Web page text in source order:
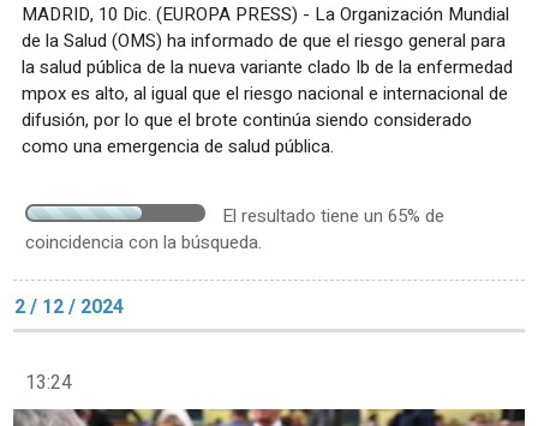
MADRID, 10 Dic. (EUROPA PRESS) - La Organización Mundial
de la Salud (OMS) ha informado de que el riesgo general para
la salud pública de la nueva variante clado Ib de la enfermedad
mpox es alto, al igual que el riesgo nacional e internacional de
difusión, por lo que el brote continúa siendo considerado
como una emergencia de salud pública.
El resultado tiene un 65% de
coincidencia con la búsqueda.
2 / 12 / 2024
13:24